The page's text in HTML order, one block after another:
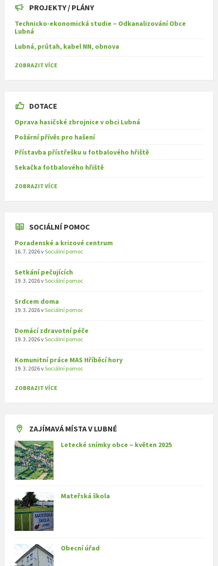
PROJEKTY / PLÁNY
Technicko-ekonomická studie – Odkanalizování Obce
Lubná
Lubná, průtah, kabel NN, obnova
ZOBRAZIT VÍCE
DOTACE
Oprava hasičské zbrojnice v obci Lubná
Požární přívěs pro hašení
Přístavba přístřešku u fotbalového hřiště
Sekačka fotbalového hřiště
ZOBRAZIT VÍCE
SOCIÁLNÍ POMOC
Poradenské a krizové centrum
16. 7. 2026vSociální pomoc
Setkání pečujících
19. 3. 2026vSociální pomoc
Srdcem doma
19. 3. 2026vSociální pomoc
Domácí zdravotní péče
19. 3. 2026vSociální pomoc
Komunitní práce MAS Hříběcí hory
19. 3. 2026vSociální pomoc
ZOBRAZIT VÍCE
ZAJÍMAVÁ MÍSTA V LUBNÉ
Letecké snímky obce – květen 2025
Mateřská škola
Obecní úřad